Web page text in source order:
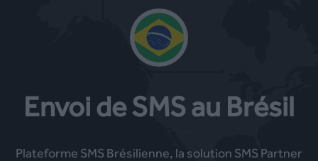
Envoi de SMS au Brésil
Plateforme SMS Brésilienne, la solution SMS Partner